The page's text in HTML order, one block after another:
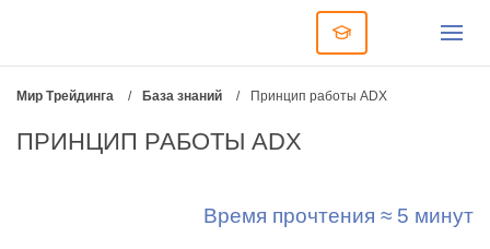
Мир Трейдинга / База знаний / Принцип работы ADX
ПРИНЦИП РАБОТЫ ADX
Время прочтения ≈ 5 минут